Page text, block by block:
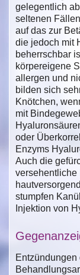
gelegentlich
seltenen
auf das zur
die jedoch mit
beherrschbar
körpereigene
allergen und
bilden sich
Knötchen,
mit
oder
Enzyms
Auch die
versehentliche
stumpfen
Injektion von